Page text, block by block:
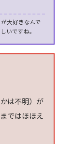
大好きなんで
いですね。
は不明）が
ではほほえ